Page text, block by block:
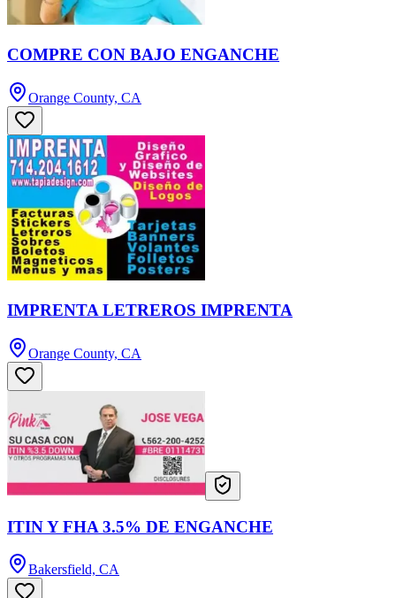
COMPRE CON BAJO ENGANCHE
Orange County, CA
IMPRENTA LETREROS IMPRENTA
Orange County, CA
ITIN Y FHA 3.5% DE ENGANCHE
Bakersfield, CA